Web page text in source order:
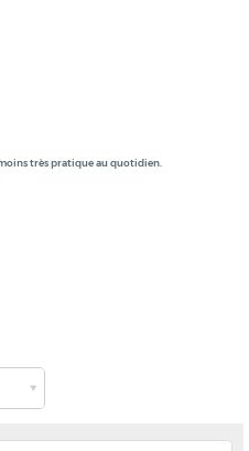
très pratique au quotidien.